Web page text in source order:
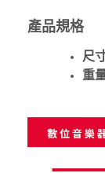
產品規格
尺
重